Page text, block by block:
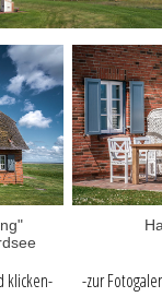
klicken-
-zur